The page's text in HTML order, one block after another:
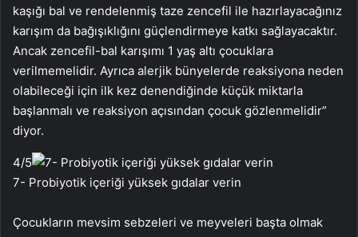
kaşığı bal ve rendelenmiş taze zencefil ile hazırlayacağınız
karışım da bağışıklığını güçlendirmeye katkı sağlayacaktır.
Ancak zencefil-bal karışımı 1 yaş altı çocuklara
verilmemelidir. Ayrıca alerjik bünyelerde reaksiyona neden
olabileceği için ilk kez denendiğinde küçük miktarla
başlanmalı ve reaksiyon açısından çocuk gözlenmelidir”
diyor.
4/5
7- Probiyotik içeriği yüksek gıdalar verin
Çocukların mevsim sebzeleri ve meyveleri başta olmak